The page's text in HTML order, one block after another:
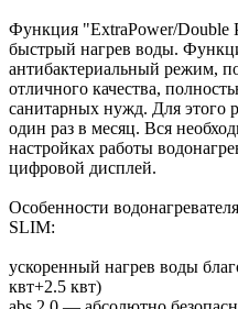
Функция "ExtraPower/Double
быстрый нагрев воды.
антибактериальный режим,
отличного качества,
санитарных нужд. Для
один раз в месяц. Вся
настройках работы
цифровой дисплей.
Особенности
SLIM:
ускоренный нагрев воды
квт+2.5 квт)